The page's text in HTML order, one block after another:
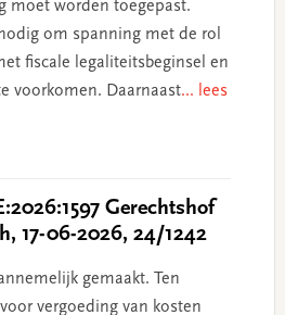
moet worden toegepast.
om spanning met de rol
fiscale legaliteitsbeginsel en
voorkomen. Daarnaast... lees
Gerechtshof
17-06-2026, 24/1242
gemaakt. Ten
vergoeding van kosten